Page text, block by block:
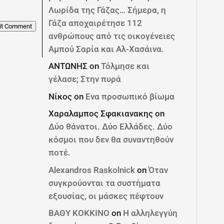
Comment
Λωρίδα της Γάζας… Σήμερα, η
Γάζα αποχαιρέτησε 112
ανθρώπους από τις οικογένειες
Αμπού Σαρία και Αλ-Χασάινα.
ΑΝΤΩΝΗΣ onΤόλμησε και
γέλασε; Στην πυρά
Νίκος on Ενα προσωπικό βίωμα
Χαραλαμπος Σφακιανακης on
Δύο θάνατοι. Δύο Ελλάδες. Δύο
κόσμοι που δεν θα συναντηθούν
ποτέ.
Alexandros Raskolnick onΌταν
συγκρούονται τα συστήματα
εξουσίας, οι μάσκες πέφτουν
ΒΑΘΥ ΚΟΚΚΙΝΟ on Η αλληλεγγύη